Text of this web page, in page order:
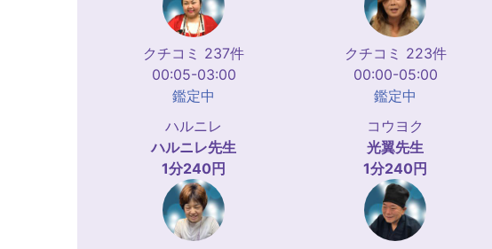
クチコミ 237件
00:05-03:00
鑑定中
クチコミ 223件
00:00-05:00
鑑定中
ハルニレ
ハルニレ先生
1分240円
コウヨク
光翼先生
1分240円